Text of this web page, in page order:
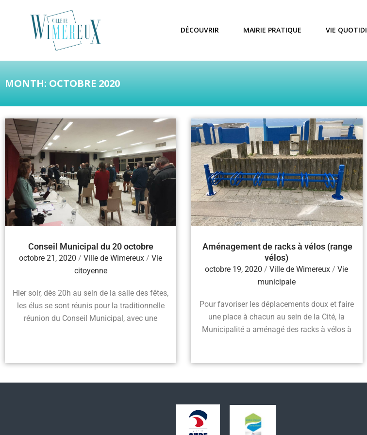
DÉCOUVRIR MAIRIE PRATIQUE VIE
MONTH: OCTOBRE 2020
Conseil Municipal du 20 octobre
octobre 21, 2020 / Ville de Wimereux / Vie
citoyenne
Hier soir, dès 20h au sein de la salle des fêtes,
les élus se sont réunis pour la traditionnelle
réunion du Conseil Municipal, avec une
Aménagement de racks à vélos (range
vélos)
octobre 19, 2020 / Ville de Wimereux / Vie
municipale
Pour favoriser les déplacements doux et faire
une place à chacun au sein de la Cité, la
Municipalité a aménagé des racks à vélos à